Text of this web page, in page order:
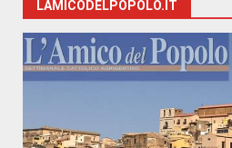
LAMICODELPOPOLO.IT